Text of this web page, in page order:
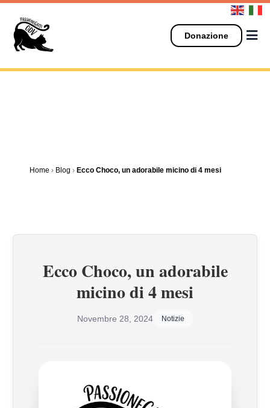
Salta
contenuto
Donazione
Home › Blog › Ecco Choco, un adorabile micino di 4 mesi
Ecco Choco, un adorabile
micino di 4 mesi
Novembre 28, 2024 Notizie